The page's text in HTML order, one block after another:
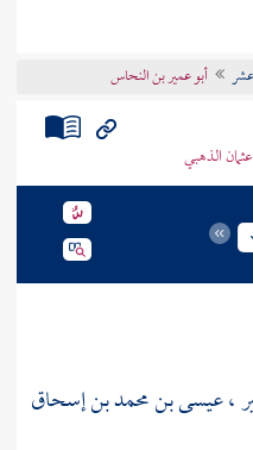
عشر أبو عمير بن النحاس
الذهبي
، عيسى بن محمد بن إسحاق